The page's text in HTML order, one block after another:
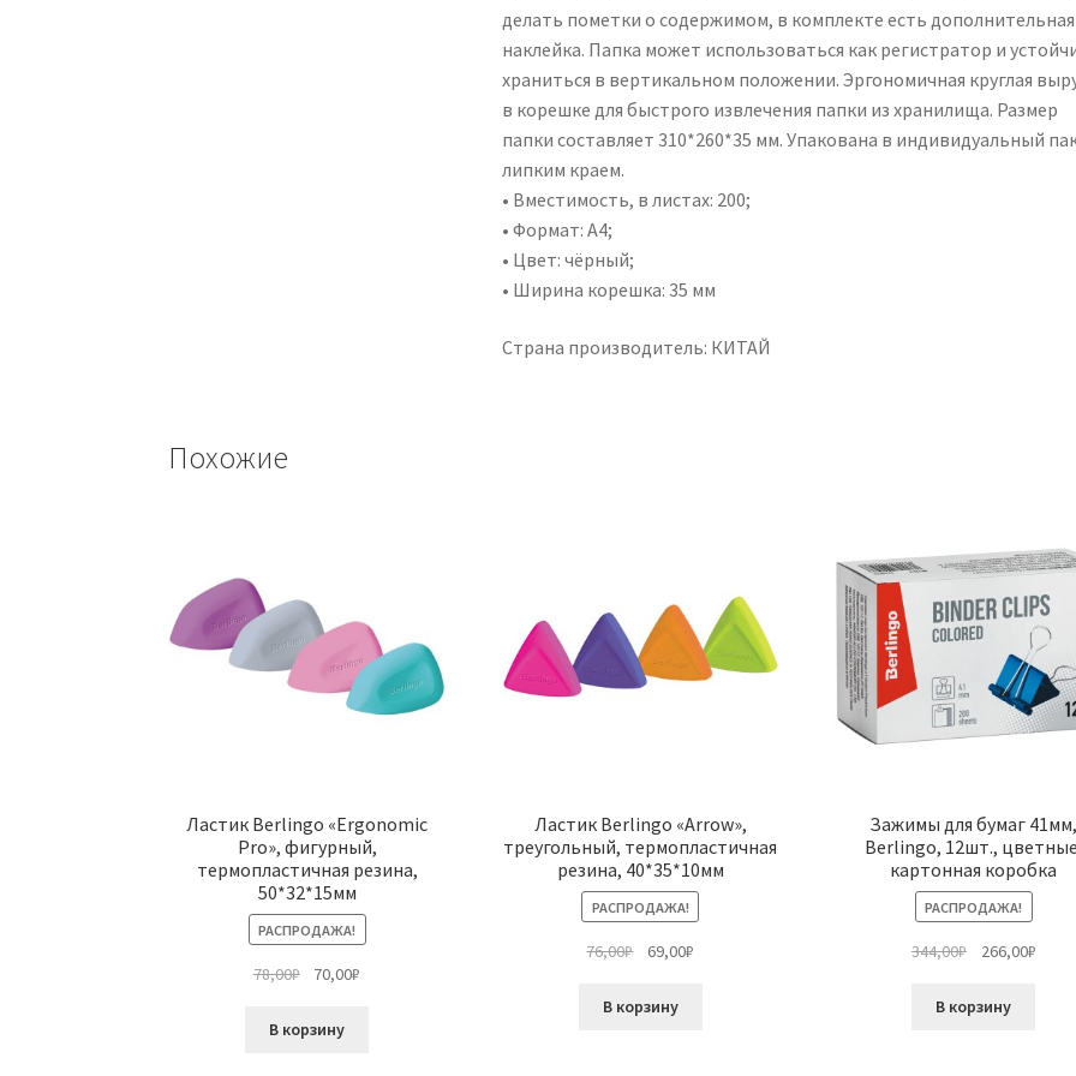
делать пометки о содержимом, в комплекте есть дополнительная
наклейка. Папка может использоваться как регистратор и
храниться в вертикальном положении. Эргономичная круглая
в корешке для быстрого извлечения папки из хранилища. Размер
папки составляет 310*260*35 мм. Упакована в индивидуальный
липким краем.
• Вместимость, в листах: 200;
• Формат: А4;
• Цвет: чёрный;
• Ширина корешка: 35 мм
Страна производитель: КИТАЙ
Похожие
Ластик Berlingo «Ergonomic
Pro», фигурный,
термопластичная резина,
50*32*15мм
РАСПРОДАЖА!
78,00₽
Первоначальная
составляла
70,00₽
В корзину
Ластик Berlingo «Arrow»,
треугольный, термопластичная
резина, 40*35*10мм
РАСПРОДАЖА!
76,00₽
Первоначальная
составляла
69,00₽
В корзину
Зажимы для бумаг 41мм,
Berlingo, 12шт.,
картонная коробка
РАСПРОДАЖА!
344,00₽
составляла
266,00₽
В корзину